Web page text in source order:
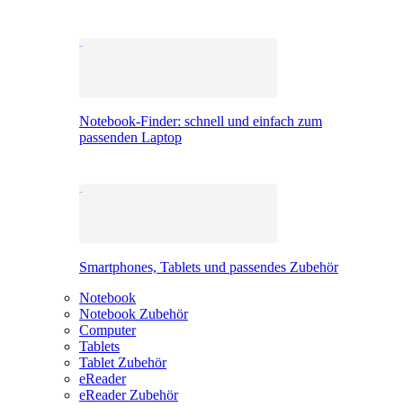
Notebook-Finder: schnell und einfach zum
passenden Laptop
Smartphones, Tablets und passendes Zubehör
Notebook
Notebook Zubehör
Computer
Tablets
Tablet Zubehör
eReader
eReader Zubehör